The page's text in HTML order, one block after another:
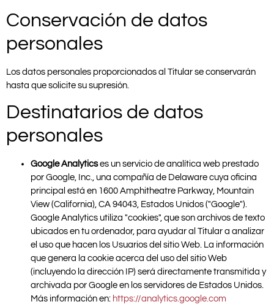
Conservación de datos
personales
Los datos personales proporcionados al Titular se conservarán
hasta que solicite su supresión.
Destinatarios de datos
personales
Google Analyticses un servicio de analítica web prestado
por Google, Inc., una compañía de Delaware cuya oficina
principal está en 1600 Amphitheatre Parkway, Mountain
View (California), CA 94043, Estados Unidos ("Google").
Google Analytics utiliza "cookies", que son archivos de texto
ubicados en tu ordenador, para ayudar al Titular a analizar
el uso que hacen los Usuarios del sitio Web. La información
que genera la cookie acerca del uso del sitio Web
(incluyendo la dirección IP) será directamente transmitida y
archivada por Google en los servidores de Estados Unidos.
Más información en: https://analytics.google.com